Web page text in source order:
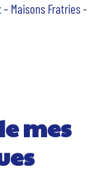
–Maisons Fratries -
mes